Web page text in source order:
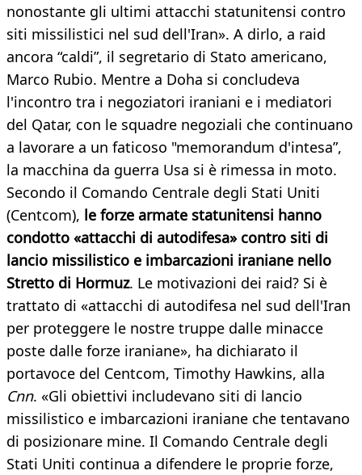
nonostante gli ultimi attacchi statunitensi contro
siti missilistici nel sud dell'Iran». A dirlo, a raid
ancora “caldi”, il segretario di Stato americano,
Marco Rubio. Mentre a Doha si concludeva
l'incontro tra i negoziatori iraniani e i mediatori
del Qatar, con le squadre negoziali che continuano
a lavorare a un faticoso "memorandum d'intesa”,
la macchina da guerra Usa si è rimessa in moto.
Secondo il Comando Centrale degli Stati Uniti
(Centcom), le forze armate statunitensi hanno
condotto «attacchi di autodifesa» contro siti di
lancio missilistico e imbarcazioni iraniane nello
Stretto di Hormuz. Le motivazioni dei raid? Si è
trattato di «attacchi di autodifesa nel sud dell'Iran
per proteggere le nostre truppe dalle minacce
poste dalle forze iraniane», ha dichiarato il
portavoce del Centcom, Timothy Hawkins, alla
Cnn. «Gli obiettivi includevano siti di lancio
missilistico e imbarcazioni iraniane che tentavano
di posizionare mine. Il Comando Centrale degli
Stati Uniti continua a difendere le proprie forze,